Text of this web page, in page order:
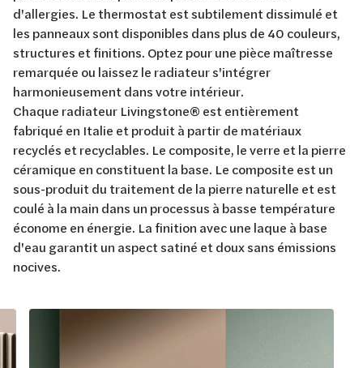
d'allergies. Le thermostat est subtilement dissimulé et
les panneaux sont disponibles dans plus de 40 couleurs,
structures et finitions. Optez pour une pièce maîtresse
remarquée ou laissez le radiateur s'intégrer
harmonieusement dans votre intérieur.
Chaque radiateur Livingstone® est entièrement
fabriqué en Italie et produit à partir de matériaux
recyclés et recyclables. Le composite, le verre et la pierre
céramique en constituent la base. Le composite est un
sous-produit du traitement de la pierre naturelle et est
coulé à la main dans un processus à basse température
économe en énergie. La finition avec une laque à base
d'eau garantit un aspect satiné et doux sans émissions
nocives.